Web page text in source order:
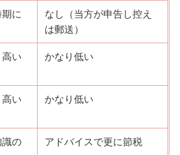
に
なし（当方が申告し控え
は郵送）
高い かなり低い
高い かなり低い
識の
アドバイスで更に節税